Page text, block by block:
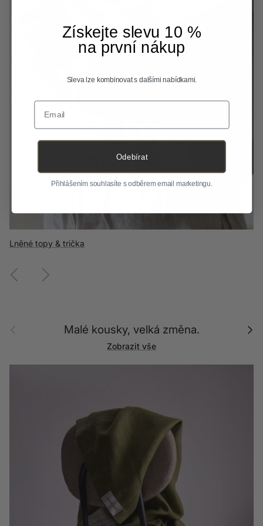
Lněné topy & trička
Vlněné oblečení
Flanelové košile
Předchozí
Předchozí Malé kousky, velká změna. Další
Zobrazit vše
Získejte slevu 10 %
na první nákup
Sleva lze kombinovat s dalšími nabídkami.
Email
Odebírat
Přihlášením souhlasíte s odběrem email marketingu.